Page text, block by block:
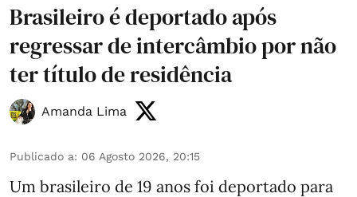
Brasileiro é deportado após
regressar de intercâmbio por não
ter título de residência
Amanda Lima
Publicado a: 06 Agosto 2026, 20:15
Um brasileiro de 19 anos foi deportado para